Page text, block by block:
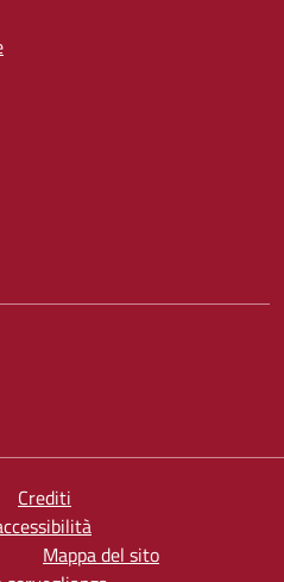
Crediti
Mappa del sito